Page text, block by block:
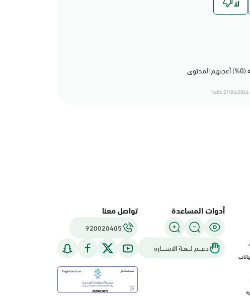
21/04/2026 14:04
أدوات المساعدة
دعـــم لـــغـة الاشــــارة
تواصل معنا
920020405